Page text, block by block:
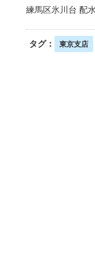
練馬区氷川台 配
タグ： 東京支店